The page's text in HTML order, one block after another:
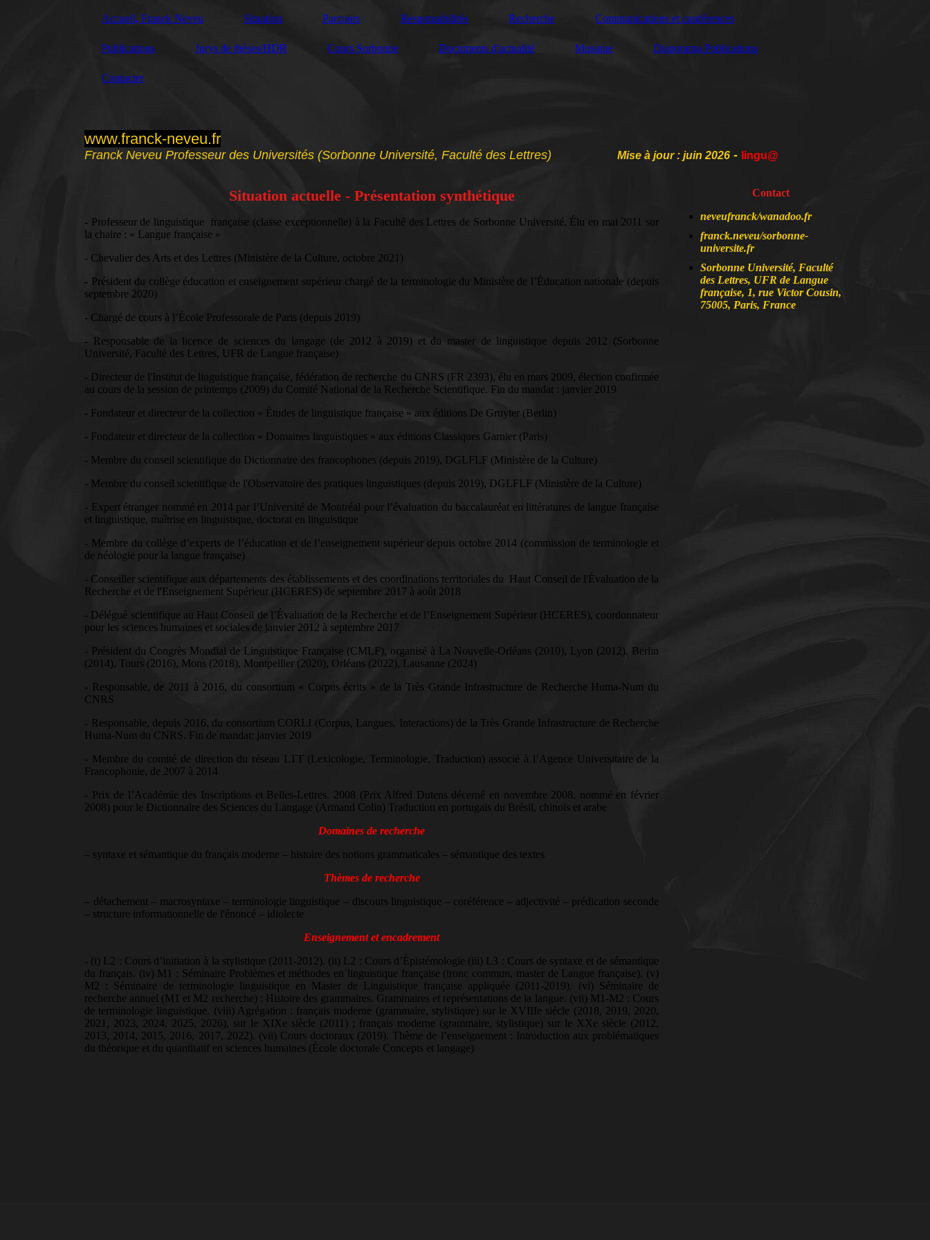
Accueil, Franck Neveu Situation Parcours Responsabilités Recherche Communications et conférences
Publications Jurys de thèses/HDR Cours Sorbonne Documents d'actualité Musique Diaporama Publications
Contacter
www.franck-neveu.fr
Franck Neveu Professeur des Universités (Sorbonne Université, Faculté des Lettres) Mise à jour : juin 2026 - lingu@
Situation actuelle - Présentation synthétique
- Professeur de linguistique française (classe exceptionnelle) à la Faculté des Lettres de Sorbonne Université. Élu en mai 2011 sur
la chaire : « Langue française »
- Chevalier des Arts et des Lettres (Ministère de la Culture, octobre 2021)
- Président du collège éducation et enseignement supérieur chargé de la terminologie du Ministère de l’Éducation nationale (depuis
septembre 2020)
- Chargé de cours à l’École Professorale de Paris (depuis 2019)
- Responsable de la licence de sciences du langage (de 2012 à 2019) et du master de linguistique depuis 2012 (Sorbonne
Université, Faculté des Lettres, UFR de Langue française)
- Directeur de l'Institut de linguistique française, fédération de recherche du CNRS (FR 2393), élu en mars 2009, élection confirmée
au cours de la session de printemps (2009) du Comité National de la Recherche Scientifique. Fin du mandat : janvier 2019
- Fondateur et directeur de la collection « Études de linguistique française » aux éditions De Gruyter (Berlin)
- Fondateur et directeur de la collection « Domaines linguistiques » aux éditions Classiques Garnier (Paris)
- Membre du conseil scientifique du Dictionnaire des francophones (depuis 2019), DGLFLF (Ministère de la Culture)
- Membre du conseil scientifique de l'Observatoire des pratiques linguistiques (depuis 2019), DGLFLF (Ministère de la Culture)
- Expert étranger nommé en 2014 par l’Université de Montréal pour l’évaluation du baccalauréat en littératures de langue française
et linguistique, maîtrise en linguistique, doctorat en linguistique
- Membre du collège d’experts de l’éducation et de l’enseignement supérieur depuis octobre 2014 (commission de terminologie et
de néologie pour la langue française)
- Conseiller scientifique aux départements des établissements et des coordinations territoriales du Haut Conseil de l'Évaluation de la
Recherche et de l'Enseignement Supérieur (HCERES) de septembre 2017 à août 2018
- Délégué scientifique au Haut Conseil de l’Évaluation de la Recherche et de l’Enseignement Supérieur (HCERES), coordonnateur
pour les sciences humaines et sociales de janvier 2012 à septembre 2017
- Président du Congrès Mondial de Linguistique Française (CMLF), organisé à La Nouvelle-Orléans (2010), Lyon (2012), Berlin
(2014), Tours (2016), Mons (2018), Montpellier (2020), Orléans (2022), Lausanne (2024)
- Responsable, de 2011 à 2016, du consortium « Corpus écrits » de la Très Grande Infrastructure de Recherche Huma-Num du
CNRS
- Responsable, depuis 2016, du consortium CORLI (Corpus, Langues, Interactions) de la Très Grande Infrastructure de Recherche
Huma-Num du CNRS. Fin de mandat: janvier 2019
- Membre du comité de direction du réseau LTT (Lexicologie, Terminologie, Traduction) associé à l’Agence Universitaire de la
Francophonie, de 2007 à 2014
- Prix de l’Académie des Inscriptions et Belles-Lettres. 2008 (Prix Alfred Dutens décerné en novembre 2008, nommé en février
2008) pour le Dictionnaire des Sciences du Langage (Armand Colin) Traduction en portugais du Brésil, chinois et arabe
Domaines de recherche
– syntaxe et sémantique du français moderne – histoire des notions grammaticales – sémantique des textes
Thèmes de recherche
– détachement – macrosyntaxe – terminologie linguistique – discours linguistique – coréférence – adjectivité – prédication seconde
– structure informationnelle de l'énoncé – idiolecte
Enseignement et encadrement
- (i) L2 : Cours d’initiation à la stylistique (2011-2012). (ii) L2 : Cours d’Épistémologie (iii) L3 : Cours de syntaxe et de sémantique
du français. (iv) M1 : Séminaire Problèmes et méthodes en linguistique française (tronc commun, master de Langue française). (v)
M2 : Séminaire de terminologie linguistique en Master de Linguistique française appliquée (2011-2019). (vi) Séminaire de
recherche annuel (M1 et M2 recherche) : Histoire des grammaires. Grammaires et représentations de la langue. (vii) M1-M2 : Cours
de terminologie linguistique. (viii) Agrégation : français moderne (grammaire, stylistique) sur le XVIIIe siècle (2018, 2019, 2020,
2021, 2023, 2024, 2025, 2026), sur le XIXe siècle (2011) ; français moderne (grammaire, stylistique) sur le XXe siècle (2012,
2013, 2014, 2015, 2016, 2017, 2022). (vii) Cours doctoraux (2019). Thème de l’enseignement : Introduction aux problématiques
du théorique et du quantitatif en sciences humaines (École doctorale Concepts et langage)
Contact
neveufranck/wanadoo.fr
franck.neveu/sorbonne-
universite.fr
Sorbonne Université, Faculté
des Lettres, UFR de Langue
française, 1, rue Victor Cousin,
75005, Paris, France